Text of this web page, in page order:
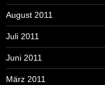
August 2011
Juli 2011
Juni 2011
März 2011